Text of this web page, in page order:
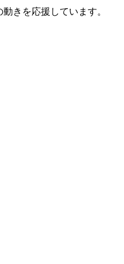
きを応援しています。